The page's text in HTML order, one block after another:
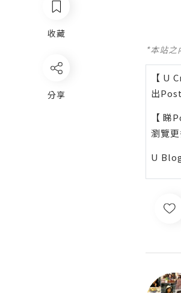
收藏
分享
*本站之
【 U
出
【 睇
瀏覽
U